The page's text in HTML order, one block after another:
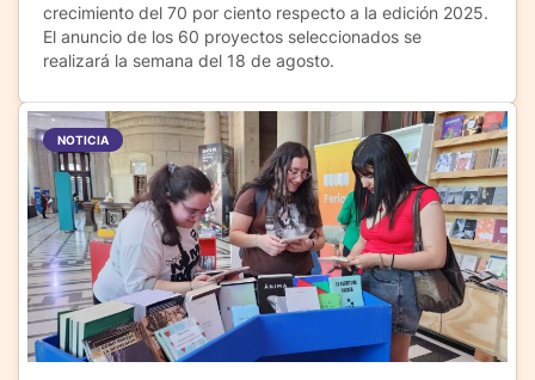
crecimiento del 70 por ciento respecto a la edición 2025.
El anuncio de los 60 proyectos seleccionados se
realizará la semana del 18 de agosto.
NOTICIA